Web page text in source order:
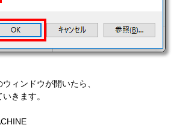
ィンドウが開いたら、
きます。